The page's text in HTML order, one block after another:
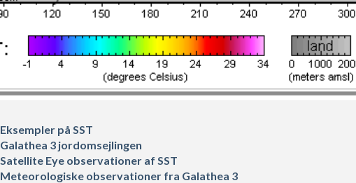
Eksempler på SST
Galathea 3 jordomsejlingen
Satellite Eye observationer af SST
Meteorologiske observationer fra Galathea 3